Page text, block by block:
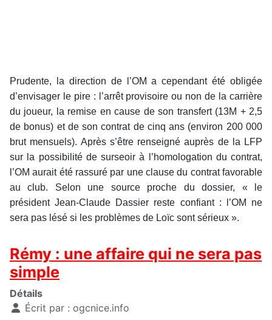
Prudente, la direction de l’OM a cependant été obligée
d’envisager le pire : l’arrêt provisoire ou non de la carrière
du joueur, la remise en cause de son transfert (13M + 2,5
de bonus) et de son contrat de cinq ans (environ 200 000
brut mensuels). Après s’être renseigné auprès de la LFP
sur la possibilité de surseoir à l’homologation du contrat,
l’OM aurait été rassuré par une clause du contrat favorable
au club. Selon une source proche du dossier, « le
président Jean-Claude Dassier reste confiant : l’OM ne
sera pas lésé si les problèmes de Loïc sont sérieux ».
Rémy : une affaire qui ne sera pas
simple
Détails
Écrit par : ogcnice.info